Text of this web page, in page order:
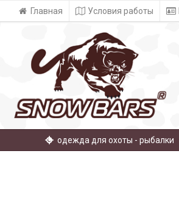
Главная Условия работы
одежда для охоты - рыбалки